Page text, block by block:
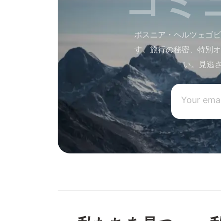
ボスニア・ヘルツェゴ
す。旅行の秘密、特別
い。見逃